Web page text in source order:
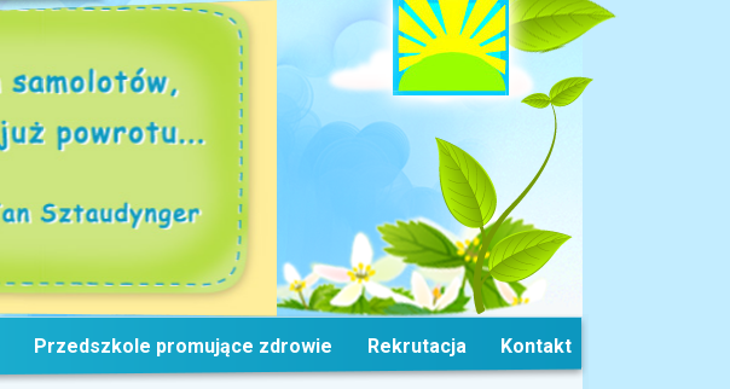
Przedszkole promujące zdrowie Rekrutacja Kontakt